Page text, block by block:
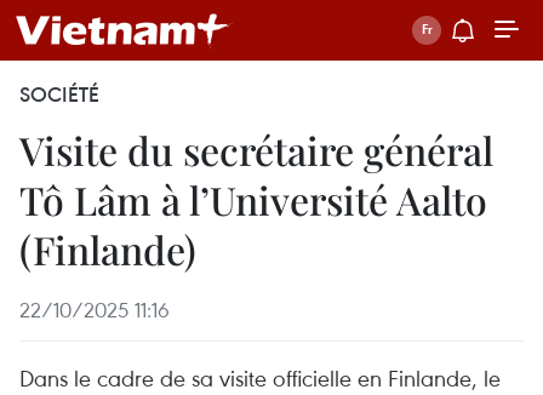
SOCIÉTÉ
Visite du secrétaire général
Tô Lâm à l’Université Aalto
(Finlande)
22/10/2025 11:16
Dans le cadre de sa visite officielle en Finlande, le